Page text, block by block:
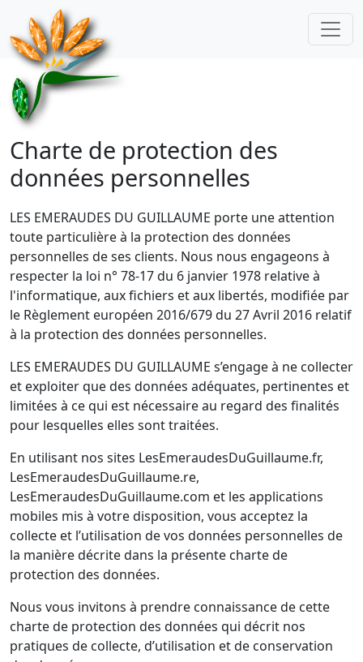
Charte de protection des
données personnelles
LES EMERAUDES DU GUILLAUME porte une attention
toute particulière à la protection des données
personnelles de ses clients. Nous nous engageons à
respecter la loi n° 78-17 du 6 janvier 1978 relative à
l'informatique, aux fichiers et aux libertés, modifiée par
le Règlement européen 2016/679 du 27 Avril 2016 relatif
à la protection des données personnelles.
LES EMERAUDES DU GUILLAUME s’engage à ne collecter
et exploiter que des données adéquates, pertinentes et
limitées à ce qui est nécessaire au regard des finalités
pour lesquelles elles sont traitées.
En utilisant nos sites LesEmeraudesDuGuillaume.fr,
LesEmeraudesDuGuillaume.re,
LesEmeraudesDuGuillaume.com et les applications
mobiles mis à votre disposition, vous acceptez la
collecte et l’utilisation de vos données personnelles de
la manière décrite dans la présente charte de
protection des données.
Nous vous invitons à prendre connaissance de cette
charte de protection des données qui décrit nos
pratiques de collecte, d’utilisation et de conservation